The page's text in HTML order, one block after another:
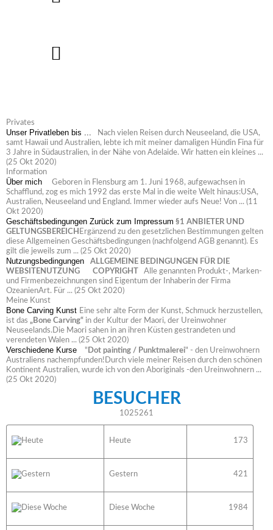
Verkaufte Arbeiten
KUNDENAUFTRÄGE
Im Auftrag gefertigte Arbeiten
Hier geht's zu den Schmuckstücken...
Kundenaufträge
Privates
Unser Privatleben bis ...
Nach vielen Reisen durch Neuseeland, die USA,
samt Hawaii und Australien, lebte ich mit meiner damaligen Hündin Fina für
3 Jahre in Südaustralien, in der Nähe von Adelaide. Wir hatten ein kleines ...
(25 Okt 2020)
Information
Über mich
Geboren in Flensburg am 1. Juni 1968, aufgewachsen in
Schafflund, zog es mich 1992 das erste Mal in die weite Welt hinaus:USA,
Australien, Neuseeland und England. Immer wieder aufs Neue! Von ... (11
Okt 2020)
Geschäftsbedingungen Zurück zum Impressum §1 ANBIETER UND
GELTUNGSBEREICH Ergänzend zu den gesetzlichen Bestimmungen gelten
diese Allgemeinen Geschäftsbedingungen (nachfolgend AGB genannt). Es
gilt die jeweils zum ... (25 Okt 2020)
Nutzungsbedingungen
ALLGEMEINE BEDINGUNGEN FÜR DIE
WEBSITENUTZUNG
COPYRIGHT
Alle genannten Produkt-, Marken-
und Firmenbezeichnungen sind Eigentum der Inhaberin der Firma
OzeanienArt. Für ... (25 Okt 2020)
Meine Kunst
Bone Carving Kunst Eine sehr alte Form der Kunst, Schmuck herzustellen,
ist das „Bone Carving“ in der Kultur der Maori, der Ureinwohner
Neuseelands.Die Maori sahen in an ihren Küsten gestrandeten und
verendeten Walen ... (25 Okt 2020)
Verschiedene Kurse " Dot painting / Punktmalerei" - den Ureinwohnern
Australiens nachempfunden!Durch viele meiner Reisen durch den schönen
Kontinent Australien, wurde ich von den Aboriginals -den Ureinwohnern ...
(25 Okt 2020)
BESUCHER
1025261
Heute 173
Gestern 421
Diese Woche 1984